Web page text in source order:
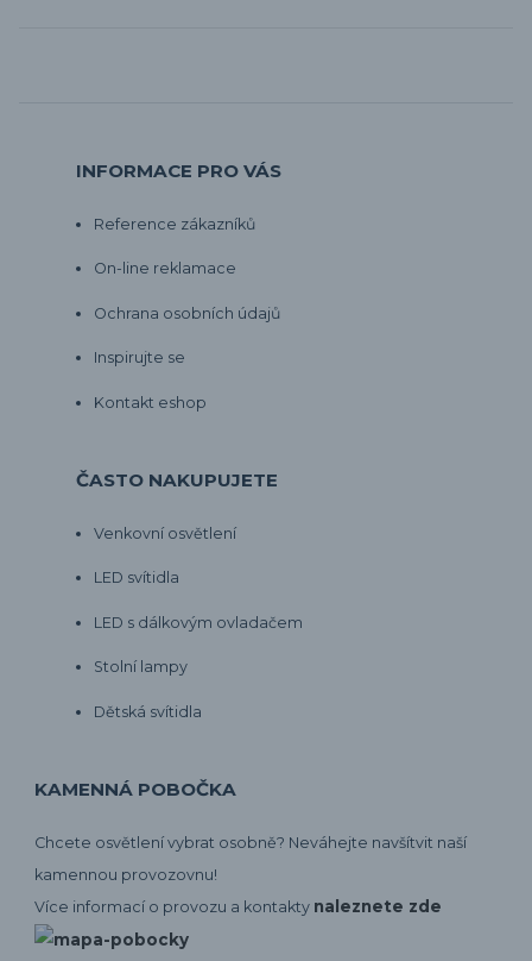
INFORMACE PRO VÁS
Reference zákazníků
On-line reklamace
Ochrana osobních údajů
Inspirujte se
Kontakt eshop
ČASTO NAKUPUJETE
Venkovní osvětlení
LED svítidla
LED s dálkovým ovladačem
Stolní lampy
Dětská svítidla
KAMENNÁ POBOČKA
Chcete osvětlení vybrat osobně? Neváhejte navšítvit naší
kamennou provozovnu!
Více informací o provozu a kontakty naleznete zde